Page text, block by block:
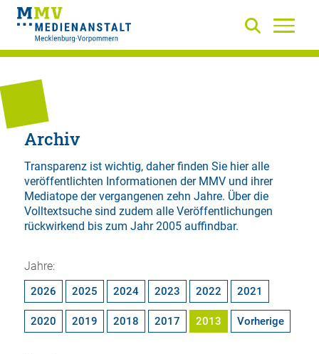
Archiv
Transparenz ist wichtig, daher finden Sie hier alle
veröffentlichten Informationen der MMV und ihrer
Mediatope der vergangenen zehn Jahre. Über die
Volltextsuchesind zudem alle Veröffentlichungen
rückwirkend bis zum Jahr 2005 auffindbar.
Jahre:
2026 2025 2024 2023 2022 2021
2020 2019 2018 2017 2013 Vorherige